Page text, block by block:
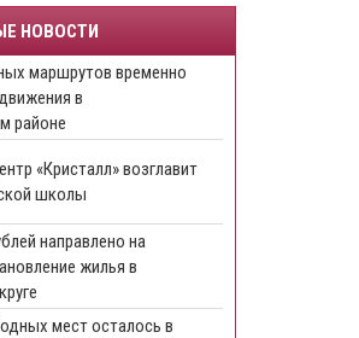
НОВОСТИ
маршрутов временно
в
районе
«Кристалл» возглавит
школы
направлено на
жилья в
мест осталось в